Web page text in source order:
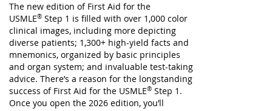
The new edition ofFirst Aid for the
USMLE® Step 1 is filled with over 1,000 color
clinical images, including more depicting
diverse patients; 1,300+ high-yield facts and
mnemonics, organized by basic principles
and organ system; and invaluable test-taking
advice. There’s a reason for the longstanding
success of First Aid for the USMLE® Step 1 .
Once you open the 2026 edition, you’ll